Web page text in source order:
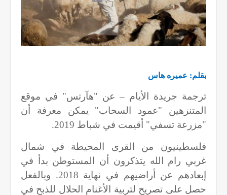
بقلم: عميره هاس
ترجمة جريدة الأيام – عن "هآرتس" في موقع
المتنزهين "عمود السحاب" يمكن معرفة أن
"مزرعة تسفي" أقيمت في شباط 2019.
فلسطينيون من القرى المحيطة في شمال
غربي رام الله يتذكرون أن المستوطن بدأ في
إبعادهم عن أراضيهم في نهاية 2018. وبالفعل
حصل على تصريح لتربية الأغنام الحلال للذبح في